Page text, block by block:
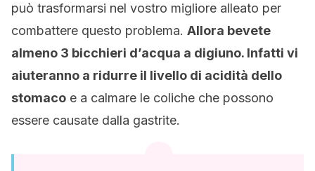
può trasformarsi nel vostro migliore alleato per
combattere questo problema. Allora bevete
almeno 3 bicchieri d’acqua a digiuno. Infatti vi
aiuteranno a ridurre il livello di acidità dello
stomaco e a calmare le coliche che possono
essere causate dalla gastrite.